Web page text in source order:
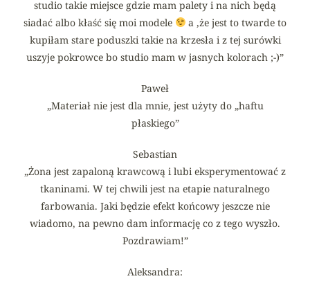
studio takie miejsce gdzie mam palety i na nich będą
siadać albo kłaść się moi modele
a ,że jest to twarde to
kupiłam stare poduszki takie na krzesła i z tej surówki
uszyje pokrowce bo studio mam w jasnych kolorach ;-)”
Paweł
„Materiał nie jest dla mnie, jest użyty do „haftu
płaskiego”
Sebastian
„Żona jest zapaloną krawcową i lubi eksperymentować z
tkaninami. W tej chwili jest na etapie naturalnego
farbowania. Jaki będzie efekt końcowy jeszcze nie
wiadomo, na pewno dam informację co z tego wyszło.
Pozdrawiam!”
Aleksandra: